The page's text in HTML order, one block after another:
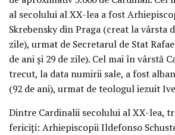
al secolului al XX-lea a fost
Skrebensky din Praga (creat la vârsta
zile), urmat de Secretarul de Stat
de ani şi 29 de zile). Cel mai în vârstă
trecut, la data numirii sale, a fost
(92 de ani), urmat de teologul iezuit
Dintre Cardinalii secolului al XX-lea,
fericiţi: Arhiepiscopii Ildefonso